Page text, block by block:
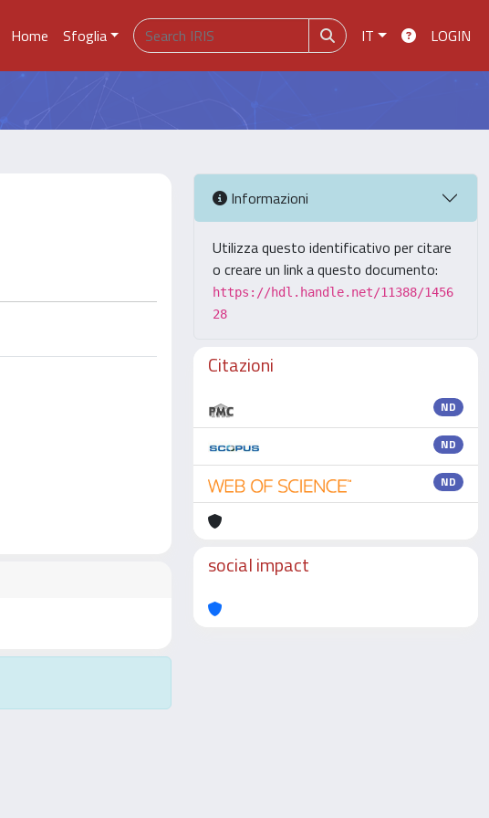
Home Sfoglia IT LOGIN
Informazioni
Utilizza questo identificativo per citare
o creare un link a questo documento:
https://hdl.handle.net/11388/1456
28
Citazioni
ND
ND
ND
social impact